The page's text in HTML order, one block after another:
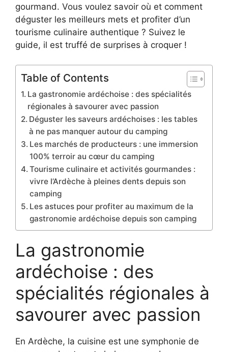
gourmand. Vous voulez savoir où et comment
déguster les meilleurs mets et profiter d’un
tourisme culinaire authentique ? Suivez le
guide, il est truffé de surprises à croquer !
Table of Contents
La gastronomie ardéchoise : des spécialités
régionales à savourer avec passion
Déguster les saveurs ardéchoises : les tables
à ne pas manquer autour du camping
Les marchés de producteurs : une immersion
100% terroir au cœur du camping
Tourisme culinaire et activités gourmandes :
vivre l’Ardèche à pleines dents depuis son
camping
Les astuces pour profiter au maximum de la
gastronomie ardéchoise depuis son camping
La gastronomie
ardéchoise : des
spécialités régionales à
savourer avec passion
En Ardèche, la cuisine est une symphonie de